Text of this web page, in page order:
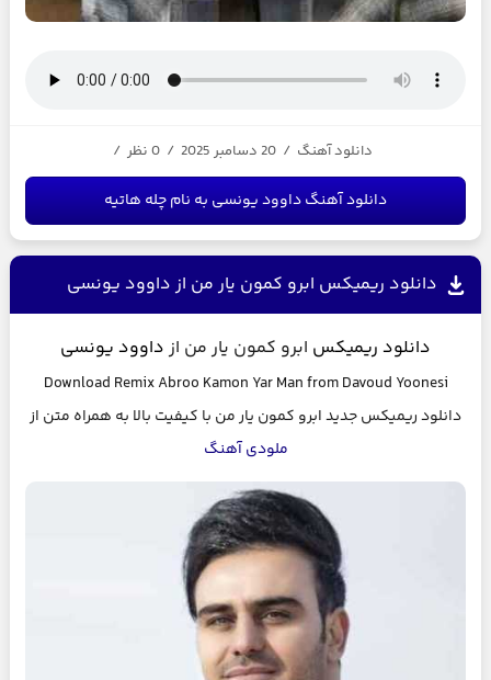
دانلود آهنگ / 20 دسامبر 2025 / 0 نظر /
دانلود آهنگ داوود یونسی به نام چله هاتیه
دانلود ریمیکس ابرو کمون یار من از داوود یونسی
دانلود ریمیکس ابرو کمون یار من ازداوود یونسی
Download RemixAbroo Kamon Yar ManfromDavoud Yoonesi
دانلود ریمیکس جدیدابرو کمون یار من با کیفیت بالا به همراه متن از
ملودی آهنگ